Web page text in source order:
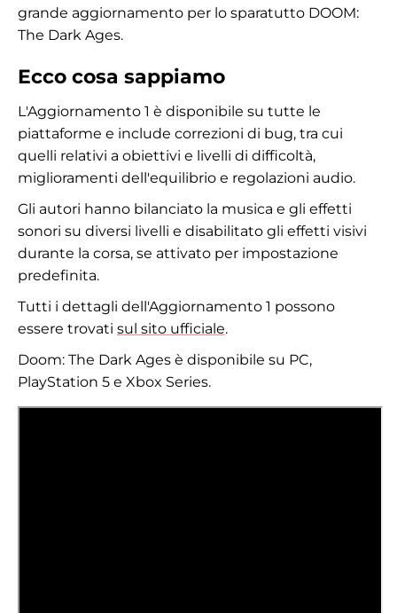
grande aggiornamento per lo sparatutto DOOM:
The Dark Ages.
Ecco cosa sappiamo
L'Aggiornamento 1 è disponibile su tutte le
piattaforme e include correzioni di bug, tra cui
quelli relativi a obiettivi e livelli di difficoltà,
miglioramenti dell'equilibrio e regolazioni audio.
Gli autori hanno bilanciato la musica e gli effetti
sonori su diversi livelli e disabilitato gli effetti visivi
durante la corsa, se attivato per impostazione
predefinita.
Tutti i dettagli dell'Aggiornamento 1 possono
essere trovati sul sito ufficiale.
Doom: The Dark Ages è disponibile su PC,
PlayStation 5 e Xbox Series.